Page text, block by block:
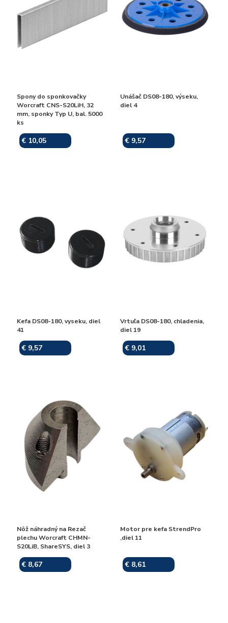
Spony do sponkovačky
Worcraft CNS-S20LiH, 32
mm, sponky Typ U, bal. 5000
ks
€ 10,05
Unášač DS08-180, výseku,
diel 4
€ 9,57
Kefa DS08-180, vyseku, diel
41
€ 9,57
Vrtuľa DS08-180, chladenia,
diel 19
€ 9,01
Nôž náhradný na Rezač
plechu Worcraft CHMN-
S20LiB, ShareSYS, diel 3
€ 8,67
Motor pre kefa StrendPro
,diel 11
€ 8,61